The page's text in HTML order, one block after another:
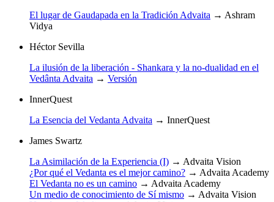
El lugar de Gaudapada en la Tradición Advaita → Ashram
Vidya
Héctor Sevilla
La ilusión de la liberación - Shankara y la no-dualidad en el
Vedânta Advaita → Versión
InnerQuest
La Esencia del Vedanta Advaita → InnerQuest
James Swartz
La Asimilación de la Experiencia (I) → Advaita Vision
¿Por qué el Vedanta es el mejor camino? → Advaita Academy
El Vedanta no es un camino → Advaita Academy
Un medio de conocimiento de Sí mismo → Advaita Vision